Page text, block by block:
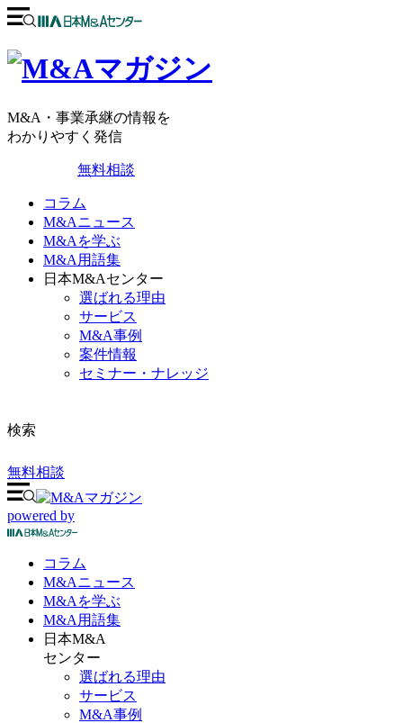
M&A・事業承継の情報を
わかりやすく発信
無料相談
コラム
M&Aニュース
M&Aを学ぶ
M&A用語集
日本M&Aセンター
選ばれる理由
サービス
M&A事例
案件情報
セミナー・ナレッジ
検索
無料相談
powered by
コラム
M&Aニュース
M&Aを学ぶ
M&A 用語集
日本M&A
センター
選ばれる理由
サービス
M&A事例